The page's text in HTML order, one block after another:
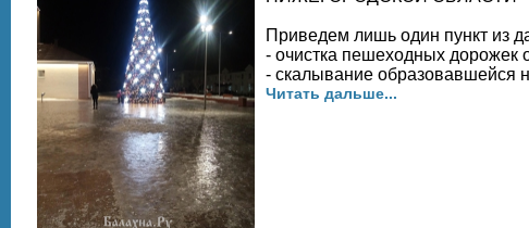
Приведем лишь один пункт из
- очистка пешеходных дорожек
- скалывание образовавшейся
Читать дальше...